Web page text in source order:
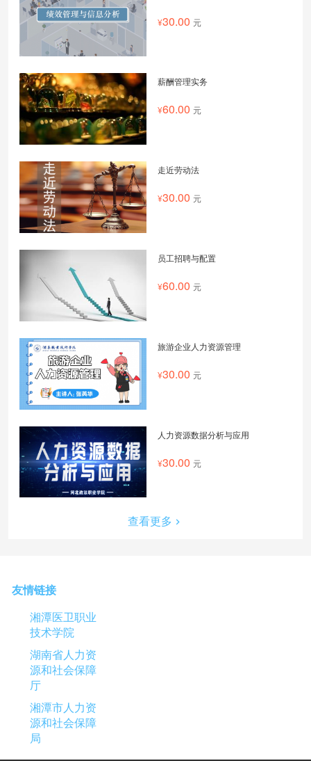
30.00 元
薪酬管理实务
60.00 元
走近劳动法
30.00 元
员工招聘与配置
60.00 元
旅游企业人力资源管理
30.00 元
人力资源数据分析与应用
30.00 元
查看更多
友情链接
湘潭医卫职业
技术学院
湖南省人力资
源和社会保障
厅
湘潭市人力资
源和社会保障
局